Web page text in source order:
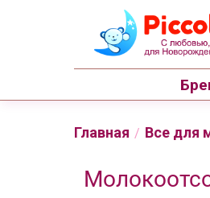
Главная / Все для